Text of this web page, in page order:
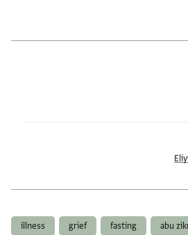
abu
fasting
grief
illness